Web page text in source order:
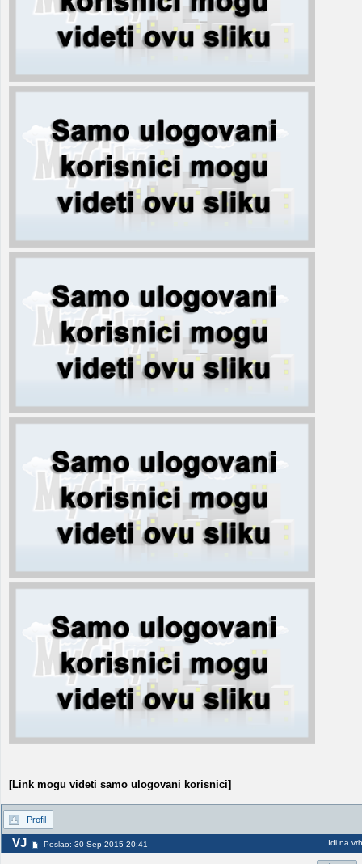
[Link mogu videti samo ulogovani korisnici]
Profil
VJ Poslao: 30 Sep 2015 20:41 Idi na vrh